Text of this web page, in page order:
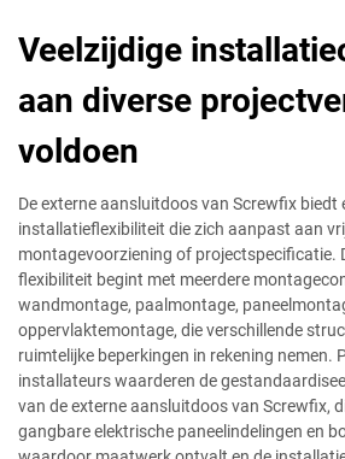
Veelzijdige
aan diverse
voldoen
De externe aansluitdoos van Screwfix biedt
installatieflexibiliteit die zich aanpast aan
montagevoorziening of projectspecificatie.
flexibiliteit begint met meerdere
wandmontage, paalmontage,
oppervlaktemontage, die verschillende
ruimtelijke beperkingen in rekening nemen.
installateurs waarderen de
van de externe aansluitdoos van Screwfix,
gangbare elektrische paneelindelingen en